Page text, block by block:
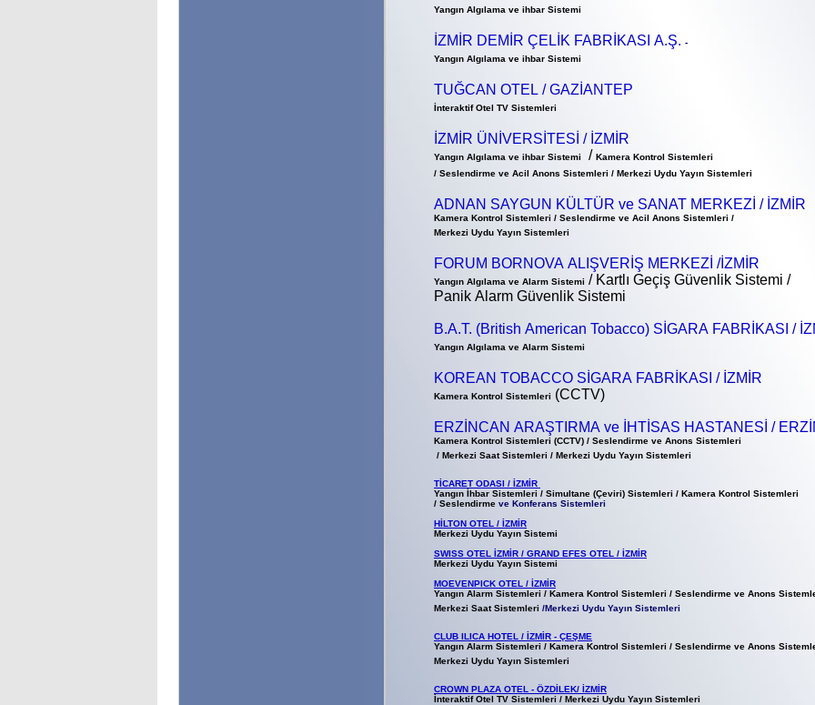
Yangın Algılama ve ihbar Sistemi
İZMİR DEMİR ÇELİK FABRİKASI A.Ş. -
Yangın Algılama ve ihbar Sistemi
TUĞCAN OTEL / GAZİANTEP
İnteraktif Otel TV Sistemleri
İZMİR ÜNİVERSİTESİ / İZMİR
Yangın Algılama ve ihbar Sistemi / Kamera Kontrol Sistemleri
/ Seslendirme ve Acil Anons Sistemleri / Merkezi Uydu Yayın Sistemleri
ADNAN SAYGUN KÜLTÜR ve SANAT MERKEZİ / İZMİR
Kamera Kontrol Sistemleri / Seslendirme ve Acil Anons Sistemleri /
Merkezi Uydu Yayın Sistemleri
FORUM BORNOVA ALIŞVERİŞ MERKEZİ /İZMİR
Yangın Algılama ve Alarm Sistemi / Kartlı Geçiş Güvenlik Sistemi /
Panik Alarm Güvenlik Sistemi
B.A.T. (British American Tobacco) SİGARA FABRİKASI /
Yangın Algılama ve Alarm Sistemi
KOREAN TOBACCO SİGARA FABRİKASI / İZMİR
Kamera Kontrol Sistemleri (CCTV)
ERZİNCAN ARAŞTIRMA ve İHTİSAS HASTANESİ /
Kamera Kontrol Sistemleri (CCTV) / Seslendirme ve Anons Sistemleri
/ Merkezi Saat Sistemleri / Merkezi Uydu Yayın Sistemleri
TİCARET ODASI / İZMİR
Yangın İhbar Sistemleri / Simultane (Çeviri) Sistemleri / Kamera Kontrol Sistemleri
/ Seslendirme ve Konferans Sistemleri
HİLTON OTEL / İZMİR
Merkezi Uydu Yayın Sistemi
SWISS OTEL İZMİR / GRAND EFES OTEL / İZMİR
Merkezi Uydu Yayın Sistemi
MOEVENPICK OTEL / İZMİR
Yangın Alarm Sistemleri / Kamera Kontrol Sistemleri / Seslendirme ve Anons
Merkezi Saat Sistemleri /Merkezi Uydu Yayın Sistemleri
CLUB ILICA HOTEL / İZMİR - ÇEŞME
Yangın Alarm Sistemleri / Kamera Kontrol Sistemleri / Seslendirme ve Anons
Merkezi Uydu Yayın Sistemleri
CROWN PLAZA OTEL - ÖZDİLEK/ İZMİR
İnteraktif Otel TV Sistemleri / Merkezi Uydu Yayın Sistemleri